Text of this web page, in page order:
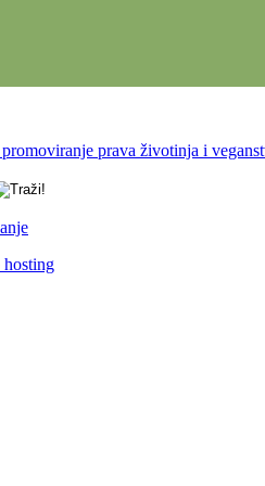
prava životinja i